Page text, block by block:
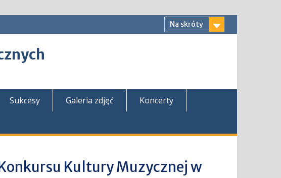
Na skróty
Sukcesy Galeria zdjęć
Koncerty
Kultury Muzycznej w